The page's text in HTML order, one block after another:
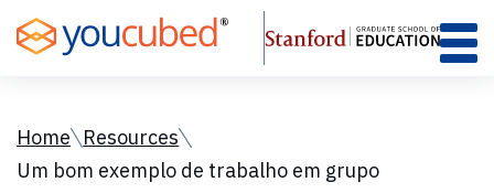
to
Content
Home
Resources
Um bom exemplo de trabalho em grupo